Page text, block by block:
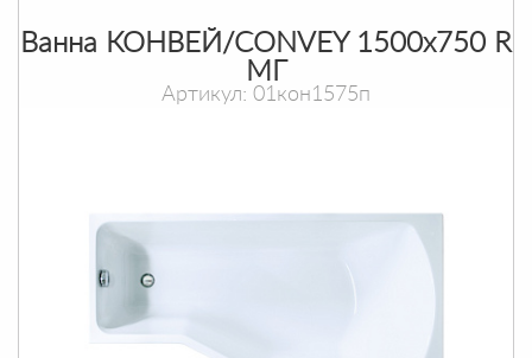
Ванна КОНВЕЙ/CONVEY 1500х750 R
МГ
Артикул: 01кон1575п